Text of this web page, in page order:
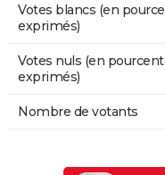
Votes blancs (en
exprimés)
Votes nuls (en
exprimés)
Nombre de votants